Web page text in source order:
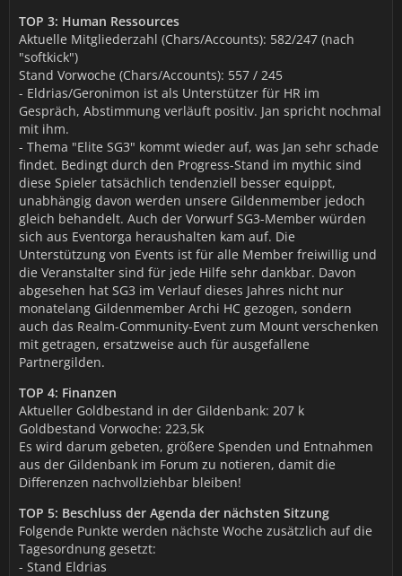
TOP 3: Human Ressources
Aktuelle Mitgliederzahl (Chars/Accounts): 582/247 (nach
"softkick")
Stand Vorwoche (Chars/Accounts): 557 / 245
- Eldrias/Geronimon ist als Unterstützer für HR im
Gespräch, Abstimmung verläuft positiv. Jan spricht nochmal
mit ihm.
- Thema "Elite SG3" kommt wieder auf, was Jan sehr schade
findet. Bedingt durch den Progress-Stand im mythic sind
diese Spieler tatsächlich tendenziell besser equippt,
unabhängig davon werden unsere Gildenmember jedoch
gleich behandelt. Auch der Vorwurf SG3-Member würden
sich aus Eventorga heraushalten kam auf. Die
Unterstützung von Events ist für alle Member freiwillig und
die Veranstalter sind für jede Hilfe sehr dankbar. Davon
abgesehen hat SG3 im Verlauf dieses Jahres nicht nur
monatelang Gildenmember Archi HC gezogen, sondern
auch das Realm-Community-Event zum Mount verschenken
mit getragen, ersatzweise auch für ausgefallene
Partnergilden.
TOP 4: Finanzen
Aktueller Goldbestand in der Gildenbank: 207 k
Goldbestand Vorwoche: 223,5k
Es wird darum gebeten, größere Spenden und Entnahmen
aus der Gildenbank im Forum zu notieren, damit die
Differenzen nachvollziehbar bleiben!
TOP 5: Beschluss der Agenda der nächsten Sitzung
Folgende Punkte werden nächste Woche zusätzlich auf die
Tagesordnung gesetzt:
- Stand Eldrias